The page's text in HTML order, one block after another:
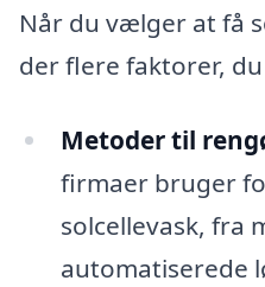
Når du vælger at få
der flere faktorer,
Metoder til
firmaer bruger
solcellevask, fra
automatiserede